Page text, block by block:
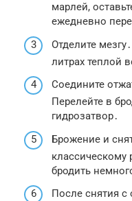
марлей,
ежедневно
Отделите
литрах теплой
Соедините
Перелейте в
гидрозатвор․
Брожение и
бродить
После снятия с